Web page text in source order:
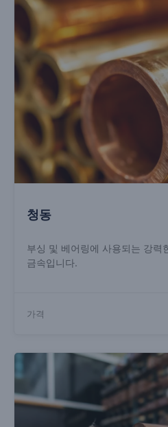
청동
부싱 및 베어링에 사용되는 강력
금속입니다.
가격